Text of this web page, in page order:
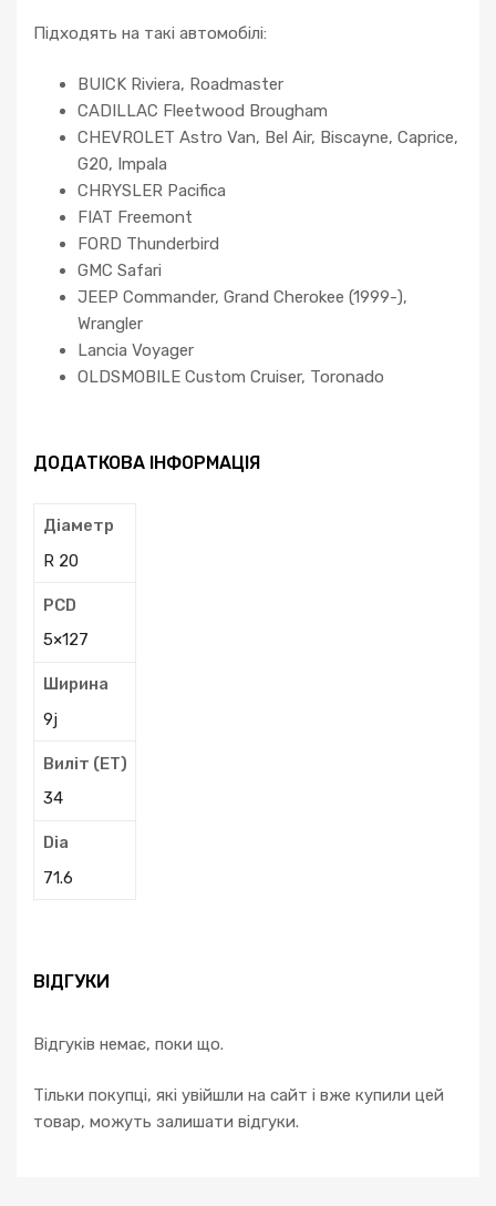
Підходять на такі автомобілі:
BUICK Riviera, Roadmaster
CADILLAC Fleetwood Brougham
CHEVROLET Astro Van, Bel Air, Biscayne, Caprice,
G20, Impala
CHRYSLER Pacifica
FIAT Freemont
FORD Thunderbird
GMC Safari
JEEP Commander, Grand Cherokee (1999-),
Wrangler
Lancia Voyager
OLDSMOBILE Custom Cruiser, Toronado
ДОДАТКОВА ІНФОРМАЦІЯ
Діаметр
R 20
PCD
5×127
Ширина
9j
Виліт (ЕТ)
34
Dia
71.6
ВІДГУКИ
Відгуків немає, поки що.
Тільки покупці, які увійшли на сайт і вже купили цей
товар, можуть залишати відгуки.